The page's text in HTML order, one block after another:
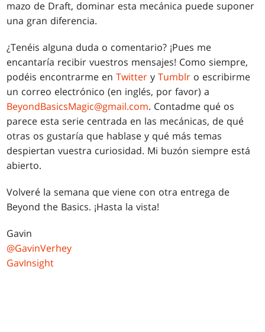
mazo de Draft, dominar esta mecánica puede suponer
una gran diferencia.
¿Tenéis alguna duda o comentario? ¡Pues me
encantaría recibir vuestros mensajes! Como siempre,
podéis encontrarme enTwitter yTumblr o escribirme
un correo electrónico (en inglés, por favor) a
BeyondBasicsMagic@gmail.com. Contadme qué os
parece esta serie centrada en las mecánicas, de qué
otras os gustaría que hablase y qué más temas
despiertan vuestra curiosidad. Mi buzón siempre está
abierto.
Volveré la semana que viene con otra entrega de
Beyond the Basics. ¡Hasta la vista!
Gavin
@GavinVerhey
GavInsight